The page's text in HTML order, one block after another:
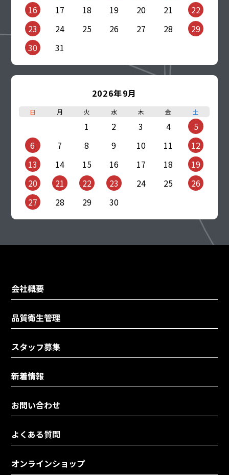
16
17 18 19 20 21
22
23
24 25 26 27 28
29
30
31
2026年9月
日 月 火 水 木 金 土
1 2 3 4
5
6
7 8 9 10 11
12
13
14 15 16 17 18
19
20
21 22 23 24 25
26
27
28 29 30
会社概要
品質衛生管理
スタッフ募集
新着情報
お問い合わせ
よくある質問
オンラインショップ